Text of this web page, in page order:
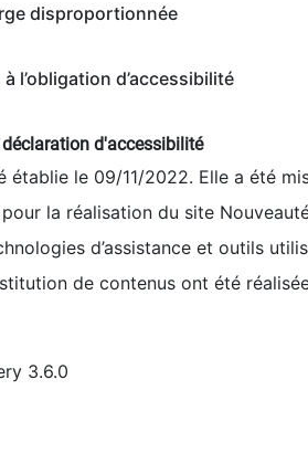
disproportionnée
l’obligation d’accessibilité
d'accessibilité
établie le 09/11/2022. Elle a été
la réalisation du site
d’assistance et outils
de contenus ont été
3.6.0